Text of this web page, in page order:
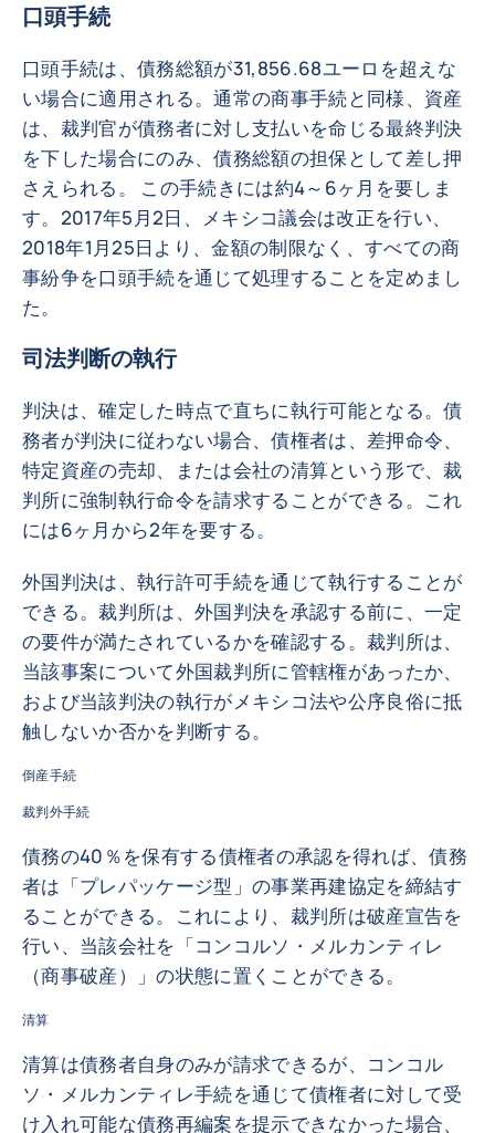
口頭手続
口頭手続は、債務総額が31,856.68ユーロを超えな
い場合に適用される。通常の商事手続と同様、資産
は、裁判官が債務者に対し支払いを命じる最終判決
を下した場合にのみ、債務総額の担保として差し押
さえられる。 この手続きには約4～6ヶ月を要しま
す。2017年5月2日、メキシコ議会は改正を行い、
2018年1月25日より、金額の制限なく、すべての商
事紛争を口頭手続を通じて処理することを定めまし
た。
司法判断の執行
判決は、確定した時点で直ちに執行可能となる。債
務者が判決に従わない場合、債権者は、差押命令、
特定資産の売却、または会社の清算という形で、裁
判所に強制執行命令を請求することができる。これ
には6ヶ月から2年を要する。
外国判決は、執行許可手続を通じて執行することが
できる。裁判所は、外国判決を承認する前に、一定
の要件が満たされているかを確認する。裁判所は、
当該事案について外国裁判所に管轄権があったか、
および当該判決の執行がメキシコ法や公序良俗に抵
触しないか否かを判断する。
倒産手続
裁判外手続
債務の40％を保有する債権者の承認を得れば、債務
者は「プレパッケージ型」の事業再建協定を締結す
ることができる。これにより、裁判所は破産宣告を
行い、当該会社を「コンコルソ・メルカンティレ
（商事破産）」の状態に置くことができる。
清算
清算は債務者自身のみが請求できるが、コンコル
ソ・メルカンティレ手続を通じて債権者に対して受
け入れ可能な債務再編案を提示できなかった場合、